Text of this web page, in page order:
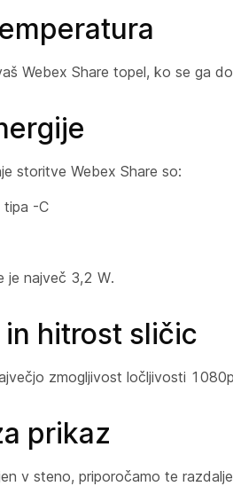
Webex Share topel, ko se ga
storitve Webex Share so:
tipa -C
je največ 3,2 W.
hitrost sličic
zmogljivost ločljivosti
prikaz
v steno, priporočamo te